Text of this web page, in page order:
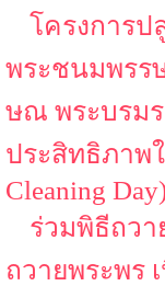
โครงการป
พระชนมพรร
ษณ พระบรม
ประสิทธิภาพ
Cleaning
ร่วมพิธีถวา
ถวายพระพร